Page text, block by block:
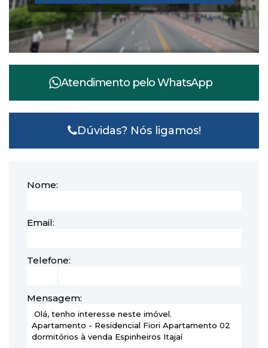
Atendimento peloWhatsApp
Dúvidas? Nós ligamos!
Nome:
Email:
Telefone:
Mensagem: